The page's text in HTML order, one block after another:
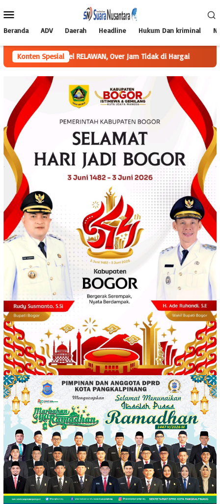
ke
Mobile
Beranda ADV Daerah Headline Hukum Dan kriminal
Konten Spesial
di Label RELAWAN, Over Jam Tidak di Hargai Satlantas